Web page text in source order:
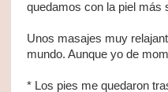
quedamos con la piel más
Unos masajes muy
mundo. Aunque yo de
* Los pies me quedaron